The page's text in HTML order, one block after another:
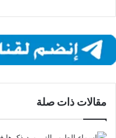
مقالات ذات صلة